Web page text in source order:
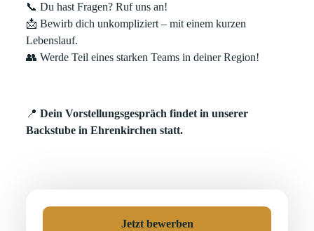
📞 Du hast Fragen? Ruf uns an!
📩 Bewirb dich unkompliziert – mit einem kurzen
Lebenslauf.
👥 Werde Teil eines starken Teams in deiner Region!
📍Dein Vorstellungsgespräch findet in unserer
Backstube in Ehrenkirchen statt.
Jetzt bewerben